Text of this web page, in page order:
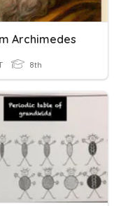
Archimedes
8th